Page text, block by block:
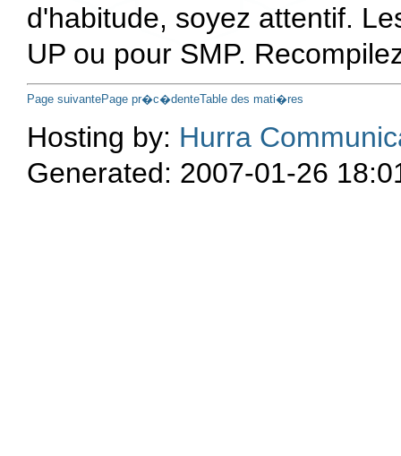
d'habitude, soyez attentif.
UP ou pour SMP.
Page suivantePage pr�c�denteTable des mati�res
Hosting by: Hurra
Generated: 2007-01-26